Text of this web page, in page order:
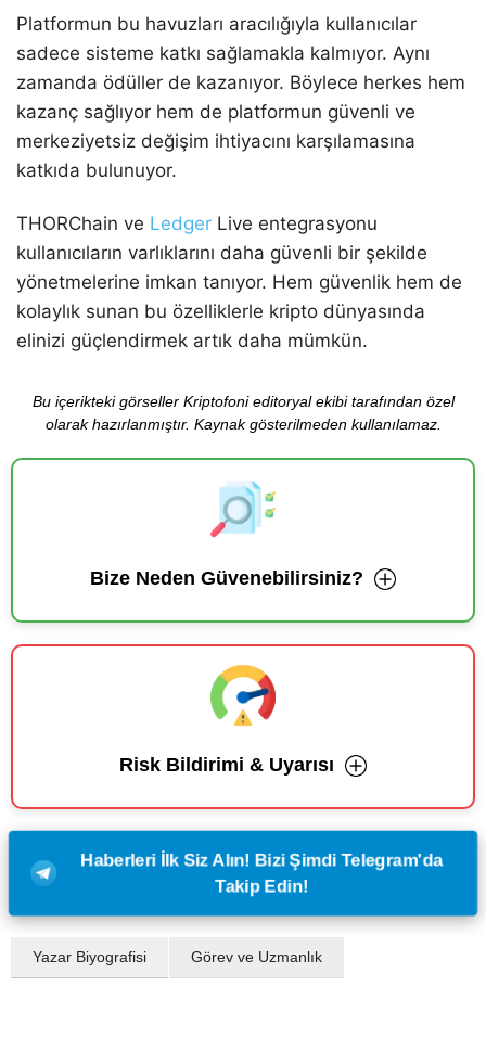
Platformun bu havuzları aracılığıyla kullanıcılar
sadece sisteme katkı sağlamakla kalmıyor. Aynı
zamanda ödüller de kazanıyor. Böylece herkes hem
kazanç sağlıyor hem de platformun güvenli ve
merkeziyetsiz değişim ihtiyacını karşılamasına
katkıda bulunuyor.
THORChain ve Ledger Live entegrasyonu
kullanıcıların varlıklarını daha güvenli bir şekilde
yönetmelerine imkan tanıyor. Hem güvenlik hem de
kolaylık sunan bu özelliklerle kripto dünyasında
elinizi güçlendirmek artık daha mümkün.
Bu içerikteki görseller Kriptofoni editoryal ekibi tarafından özel
olarak hazırlanmıştır. Kaynak gösterilmeden kullanılamaz.
Bize Neden Güvenebilirsiniz?
Risk Bildirimi & Uyarısı
Haberleri İlk Siz Alın! Bizi Şimdi Telegram'da
Takip Edin!
Yazar Biyografisi Görev ve Uzmanlık